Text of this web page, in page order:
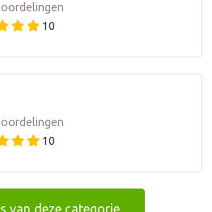
10
10
van deze categorie